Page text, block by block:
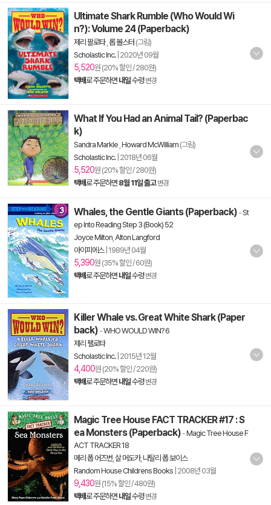
Ultimate Shark Rumble (Who Would Wi
n?): Volume 24 (Paperback)
제리 팔로타, 롭 볼스터 (그림)
Scholastic Inc.| 2020년 09월
5,520원 (20% 할인 / 280원)
택배로 주문하면 내일수령 변경
What If You Had an Animal Tail? (Paperbac
k)
Sandra Markle Howard McWilliam (그림)
Scholastic Inc.| 2018년 06월
5,520원 (20% 할인 / 280원)
택배로 주문하면 8월 11일 출고 변경
Whales, the Gentle Giants (Paperback) -St
ep Into Reading Step 3 (Book) 52
Joyce Milton Alton Langford
아이피에스| 1989년 04월
5,390원 (35% 할인 / 60원)
택배로 주문하면 내일수령 변경
Killer Whale vs. Great White Shark (Paper
back) -WHO WOULD WIN? 6
제리 팰로타
Scholastic Inc.| 2015년 12월
4,400원 (20% 할인 / 220원)
택배로 주문하면 내일수령 변경
Magic Tree House FACT TRACKER #17 : S
ea Monsters (Paperback) -Magic Tree House F
ACT TRACKER 18
메리 폽 어즈번 살 머도카, 나탈리 폽 보이스
Random House Childrens Books 2008년 03월
9,430원 (15% 할인 / 480원)
택배로 주문하면 내일수령 변경